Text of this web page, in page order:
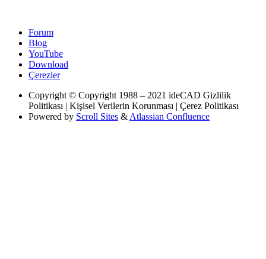
Forum
Blog
YouTube
Download
Çerezler
Copyright © Copyright 1988 – 2021 ideCAD Gizlilik
Politikası | Kişisel Verilerin Korunması | Çerez Politikası
Powered by Scroll Sites & Atlassian Confluence